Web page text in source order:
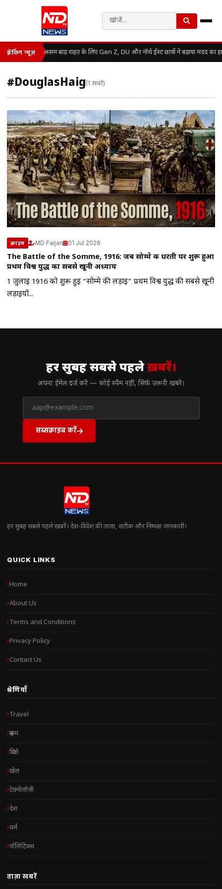
ब्रेकिंग न्यूज़ असम बाढ़ राहत के लिए Gen Z, DU और नॉर्थ ईस्ट छात्रों ने बढ़ाया मदद का
#DouglasHaig(1 खबरें)
क्राइम MD Faijan 01 Jul 2026
The Battle of the Somme, 1916: जब सोम्मे की धरती पर शुरू हुआ
प्रथम विश्व युद्ध का सबसे खूनी अध्याय
1 जुलाई 1916 को शुरू हुई “सोम्मे की लड़ाई” प्रथम विश्व युद्ध की सबसे खूनी
लड़ाइयों...
हर सुबह सबसे पहलेख़बरें।
अपना ईमेल दर्ज करें — कोई स्पैम नहीं, सिर्फ ज़रूरी खबरें।
सब्सक्राइब करें
हर सुबह सबसे पहले खबरें। देश-विदेश की ताज़ा, सटीक और निष्पक्ष जानकारी।
QUICK LINKS
Home
About Us
Terms and Conditions
Privacy Policy
Contact Us
श्रेणियाँ
Travel
क्राइम
क्रिप्टो
खेल
टेक्नोलॉजी
देश
धर्म
पॉलिटिक्स
ताज़ा खबरें